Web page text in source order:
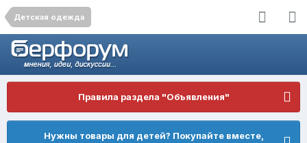
Детская одежда
Правила раздела "Объявления"
Нужны товары для детей? Покупайте вместе,